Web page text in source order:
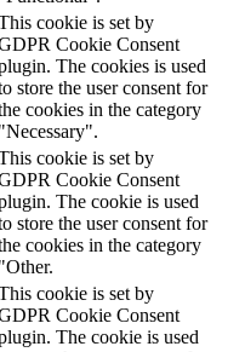
cookie is set by
Cookie Consent
The cookies is used
store the user consent for
cookies in the category
"Necessary".
cookie is set by
Cookie Consent
The cookie is used
store the user consent for
cookies in the category
"Other.
cookie is set by
Cookie Consent
The cookie is used